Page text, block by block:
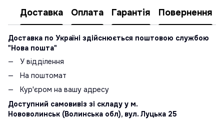
Доставка Оплата Гарантія Повернення
Доставка по Україні здійснюється поштовою службою
"Нова пошта"
У відділення
На поштомат
Кур'єром на вашу адресу
Доступний самовивіз зі складу у м.
Нововолинськ (Волинська обл), вул. Луцька 25